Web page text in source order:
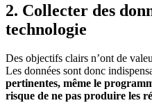
2. Collecter des
technologie
Des objectifs clairs n’ont de
Les données sont donc
pertinentes, même le
risque de ne pas produire les